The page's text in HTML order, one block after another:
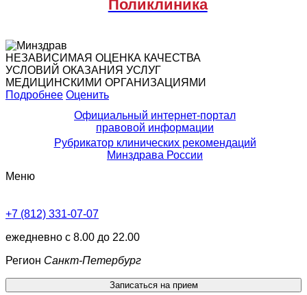
Поликлиника
НЕЗАВИСИМАЯ ОЦЕНКА КАЧЕСТВА
УСЛОВИЙ ОКАЗАНИЯ УСЛУГ
МЕДИЦИНСКИМИ ОРГАНИЗАЦИЯМИ
Подробнее Оценить
Официальный интернет-портал
правовой информации
Рубрикатор клинических рекомендаций
Минздрава России
Меню
+7 (812) 331-07-07
ежедневно с 8.00 до 22.00
Регион Санкт-Петербург
Записаться на прием